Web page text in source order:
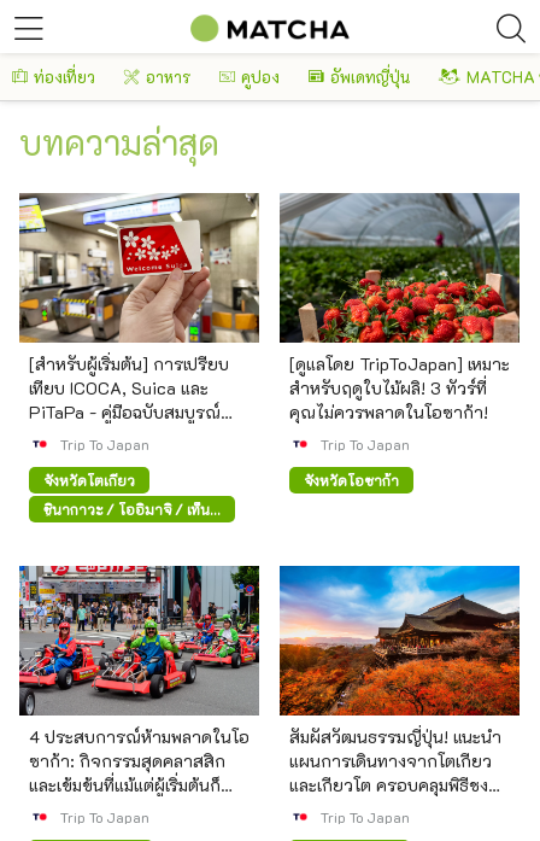
ท่องเที่ยว อาหาร คูปอง อัพเดทญี่ปุ่น
บทความล่าสุด
[สำหรับผู้เริ่มต้น] การเปรียบ
เทียบ ICOCA, Suica และ
PiTaPa - คู่มือฉบับสมบูรณ์
พร้อมเวอร์ชันสมาร์ทโฟน
Trip To Japan
จังหวัดโตเกียว
ชินากาวะ / โออิมาจิ / เท็น
โนซุ
[ดูแลโดย TripToJapan] เหมาะ
สำหรับฤดูใบไม้ผลิ! 3 ทัวร์ที่
คุณไม่ควรพลาดในโอซาก้า!
Trip To Japan
จังหวัดโอซาก้า
4 ประสบการณ์ห้ามพลาดในโอ
ซาก้า: กิจกรรมสุดคลาสสิก
และเข้มข้นที่แม้แต่ผู้เริ่มต้นก็
สามารถสนุกได้
Trip To Japan
สัมผัสวัฒนธรรมญี่ปุ่น! แนะนำ
แผนการเดินทางจากโตเกียว
และเกียวโต ครอบคลุมพิธีชงชา
การจัดดอกไม้ และเยี่ยมชม
Trip To Japan